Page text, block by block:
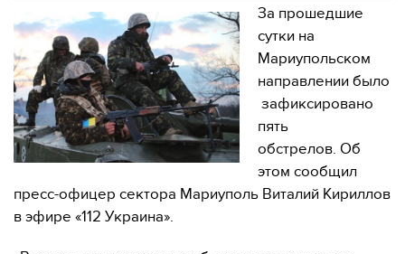
За прошедшие
сутки на
Мариупольском
направлении было
зафиксировано
пять
обстрелов. Об
этом сообщил
пресс-офицер сектора Мариуполь Виталий Кириллов
в эфире «112 Украина».